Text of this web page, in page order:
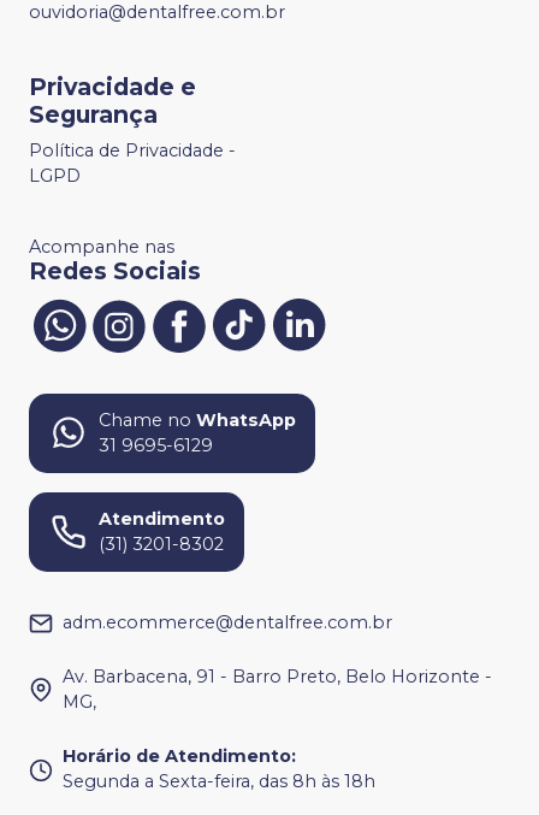
ouvidoria@dentalfree.com.br
Privacidade e
Segurança
Política de Privacidade -
LGPD
Acompanhe nas
Redes Sociais
Chame no WhatsApp
31 9695-6129
Atendimento
(31) 3201-8302
adm.ecommerce@dentalfree.com.br
Av. Barbacena, 91 - Barro Preto, Belo Horizonte -
MG,
Horário de Atendimento:
Segunda a Sexta-feira, das 8h às 18h